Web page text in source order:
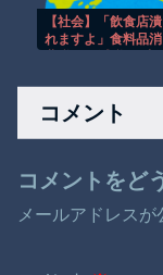
【社会】「飲食店潰
れますよ」食料品消
10％で“9％”差に…
一方で対象の弁当店
でも悲痛な声「値下
げできない…」
コメント
コメントをど
メールアドレスが